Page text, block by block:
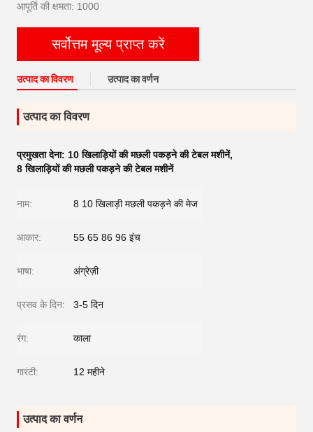
आपूर्ति की क्षमता: 1000
सर्वोत्तम मूल्य प्राप्त करें
उत्पाद का विवरण उत्पाद का वर्णन
उत्पाद का विवरण
प्रमुखता देना: 10 खिलाड़ियों की मछली पकड़ने की टेबल मशीनें,
8 खिलाड़ियों की मछली पकड़ने की टेबल मशीनें
नाम: 8 10 खिलाड़ी मछली पकड़ने की मेज
आकार: 55 65 86 96 इंच
भाषा: अंग्रेज़ी
प्रसव के दिन: 3-5 दिन
रंग: काला
गारंटी: 12 महीने
उत्पाद का वर्णन